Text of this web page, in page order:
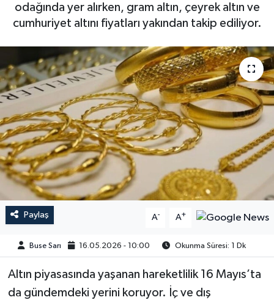
odağında yer alırken, gram altın, çeyrek altın ve
cumhuriyet altını fiyatları yakından takip ediliyor.
Paylaş A- A+
Buse Sarı 16.05.2026 - 10:00 Okunma Süresi: 1 Dk
Altın piyasasında yaşanan hareketlilik 16 Mayıs’ta
da gündemdeki yerini koruyor. İç ve dış